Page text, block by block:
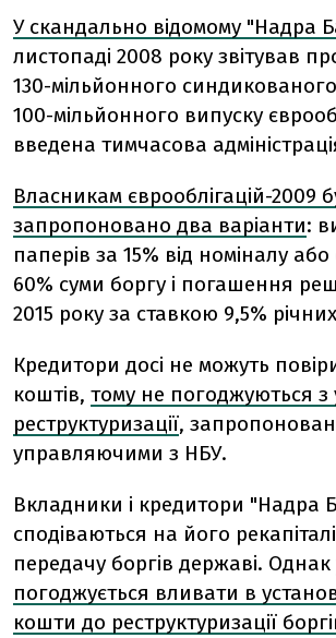
У скандально відомому "Надра
листопаді 2008 року звітував
130-мільйонного синдикованого
100-мільйонного випуску
введена тимчасова
Власникам єврооблігацій-2009
запропоновано два варіанти:
паперів за 15% від номіналу
60% суми боргу і погашення
2015 року за ставкою 9,5%
Кредитори досі не можуть
коштів, тому не погоджуються з
реструктуризації,
управляючими з НБУ.
Вкладники і кредитори "Надра
сподіваються на його
передачу боргів державі. Однак
погоджується вливати в
кошти до реструктуризації